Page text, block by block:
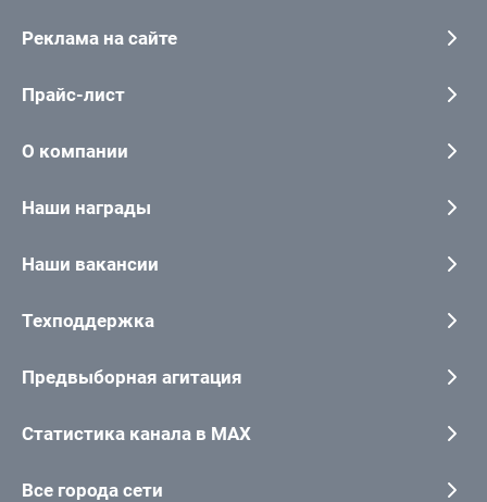
Реклама на сайте
Прайс-лист
О компании
Наши награды
Наши вакансии
Техподдержка
Предвыборная агитация
Статистика канала в MAX
Все города сети